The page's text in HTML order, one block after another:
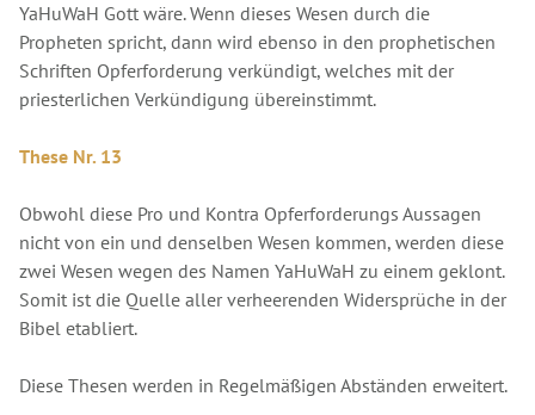
YaHuWaH Gott wäre. Wenn dieses Wesen durch die
Propheten spricht, dann wird ebenso in den prophetischen
Schriften Opferforderung verkündigt, welches mit der
priesterlichen Verkündigung übereinstimmt.
These Nr. 13
Obwohl diese Pro und Kontra Opferforderungs Aussagen
nicht von ein und denselben Wesen kommen, werden diese
zwei Wesen wegen des Namen YaHuWaH zu einem geklont.
Somit ist die Quelle aller verheerenden Widersprüche in der
Bibel etabliert.
Diese Thesen werden in Regelmäßigen Abständen erweitert.